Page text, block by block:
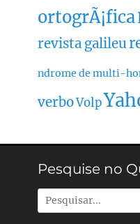
ortogrÃ¡fica
revista galileu
ndrome de multi-
verboVolp
Pesquise no
Pesquisar
por: